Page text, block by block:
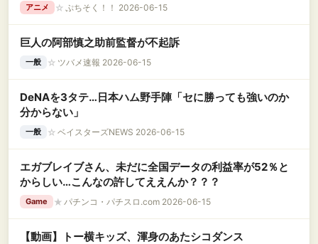
アニメ ☆ ぷちそく！！ 2026-06-15
巨人の阿部慎之助前監督が不起訴
一般 ☆ ツバメ速報 2026-06-15
DeNAを3タテ…日本ハム野手陣「セに勝っても強いのか
分からない」
一般 ☆ ベイスターズNEWS 2026-06-15
エガブレイブさん、未だに全国データの利益率が52％と
からしい…こんなの許してええんか？？？
Game ★ パチンコ・パチスロ.com 2026-06-15
【動画】トー横キッズ、渾身のあたシコダンス